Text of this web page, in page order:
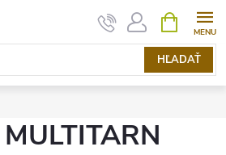
HĽADAŤ
KOŠÍK